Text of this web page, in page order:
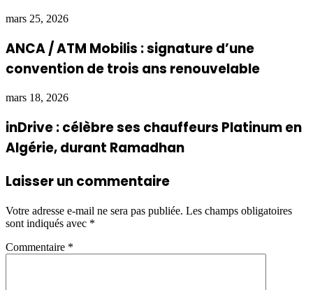
mars 25, 2026
ANCA / ATM Mobilis : signature d’une
convention de trois ans renouvelable
mars 18, 2026
inDrive : célèbre ses chauffeurs Platinum en
Algérie, durant Ramadhan
Laisser un commentaire
Votre adresse e-mail ne sera pas publiée. Les champs obligatoires
sont indiqués avec *
Commentaire *